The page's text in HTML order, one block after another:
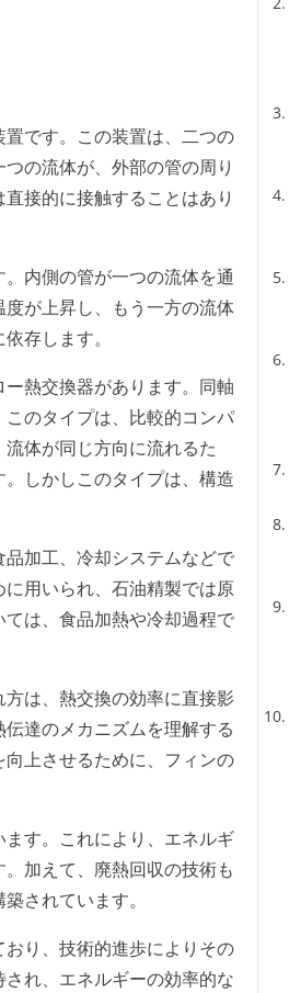
です。この装置は、二つの
の流体が、外部の管の周り
接的に接触することはあり
内側の管が一つの流体を通
が上昇し、もう一方の流体
存します。
熱交換器があります。同軸
のタイプは、比較的コンパ
体が同じ方向に流れるた
しかしこのタイプは、構造
加工、冷却システムなどで
用いられ、石油精製では原
は、食品加熱や冷却過程で
は、熱交換の効率に直接影
達のメカニズムを理解する
上させるために、フィンの
す。これにより、エネルギ
加えて、廃熱回収の技術も
されています。
り、技術的進歩によりその
れ、エネルギーの効率的な